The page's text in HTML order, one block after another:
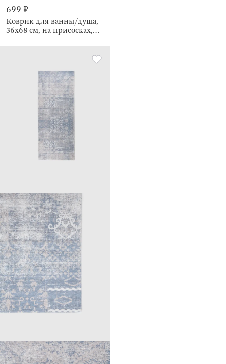
699 ₽
Коврик для ванны/душа,
36х68 см, на присосках,